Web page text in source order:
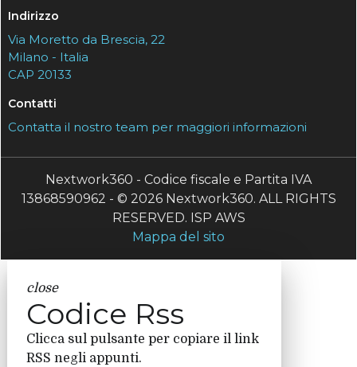
Indirizzo
Via Moretto da Brescia, 22
Milano - Italia
CAP 20133
Contatti
Contatta il nostro team per maggiori informazioni
Nextwork360 - Codice fiscale e Partita IVA
13868590962 - © 2026 Nextwork360. ALL RIGHTS
RESERVED. ISP AWS
Mappa del sito
close
Codice Rss
Clicca sul pulsante per copiare il link
RSS negli appunti.